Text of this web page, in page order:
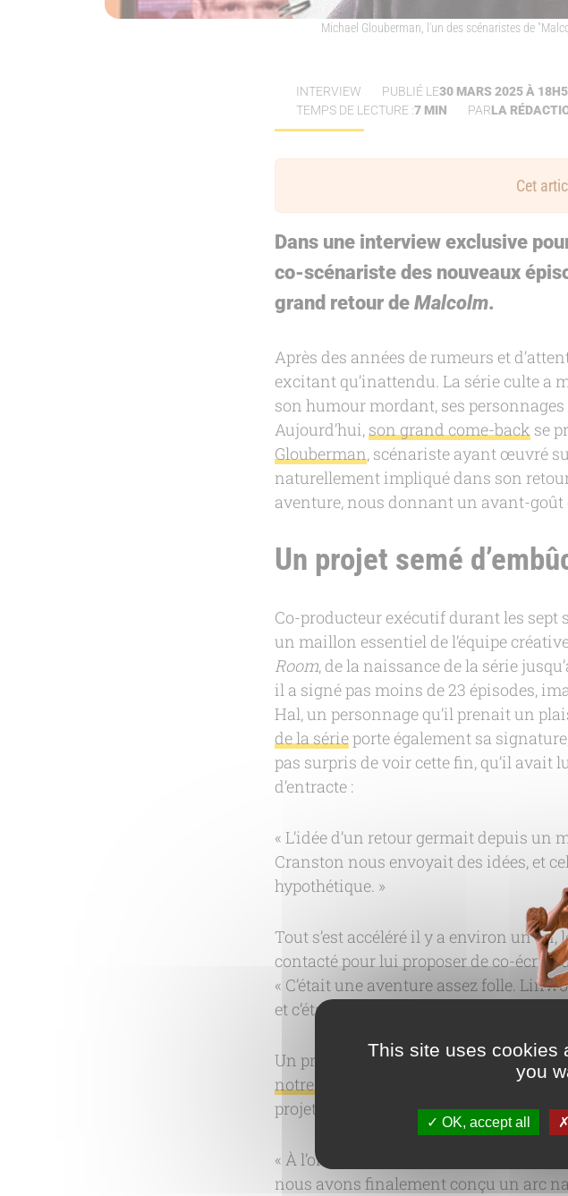
This site uses cookies
you
OK, accept all
Michael Glouberman, l'un des scénaristes de
INTERVIEW PUBLIÉ LE30 MARS 2025 À
TEMPS DE LECTURE :7 MIN PARLA
Cet
Dans une interview exclusive
co-scénariste des nouveaux
grand retour de Malcolm.
Après des années de rumeurs et
excitant qu’inattendu. La série culte a
son humour mordant, ses
Aujourd’hui,son grand come-back se
Glouberman, scénariste ayant œuvré
naturellement impliqué dans son
aventure, nous donnant un avant-goût
Un projet semé
Co-producteur exécutif durant les sept
un maillon essentiel de l’équipe
Room, de la naissance de la série
il a signé pas moins de 23 épisodes,
Hal, un personnage qu’il prenait un
de la sérieporte également sa
pas surpris de voir cette fin, qu’il avait
d’entracte :
« L’idée d’un retour germait depuis un
Cranston nous envoyait des idées, et
hypothétique. »
Tout s’est accéléré il y a environ un an,
contacté pour lui proposer de co-écrire
« C’était une aventure assez folle.
et c’était très différent de tout ce qui
Un projet qui fait écho à ce que
notre micro
. Le processus d’écriture
projet oscillant à plusieurs reprises
« À l’origine, Disney voulait six
nous avons finalement conçu un arc